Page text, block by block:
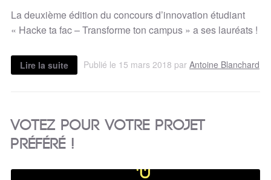
La deuxième édition du concours d’innovation étudiant
« Hacke ta fac – Transforme ton campus » a ses lauréats !
Lire la suite Publié le 15 mars 2018 par Antoine Blanchard
Votez pour votre projet
préféré !